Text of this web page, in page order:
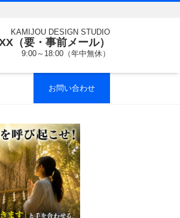
KAMIJOU DESIGN STUDIO
（要・事前メール）
9:00～18:00（年中無休）
お問い合わせ